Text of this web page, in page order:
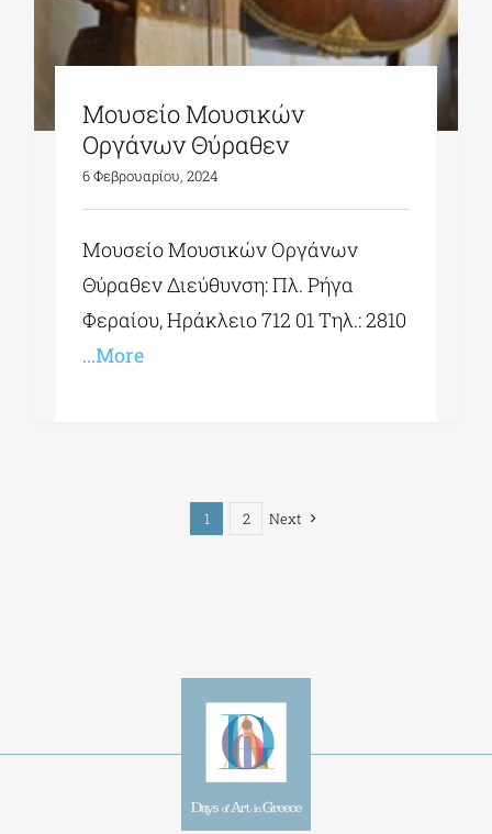
Μουσείο Μουσικών
Οργάνων Θύραθεν
6 Φεβρουαρίου, 2024
Μουσείο Μουσικών Οργάνων
Θύραθεν Διεύθυνση: Πλ. Ρήγα
Φεραίου, Ηράκλειο 712 01 Τηλ.: 2810
...More
1 2 Next